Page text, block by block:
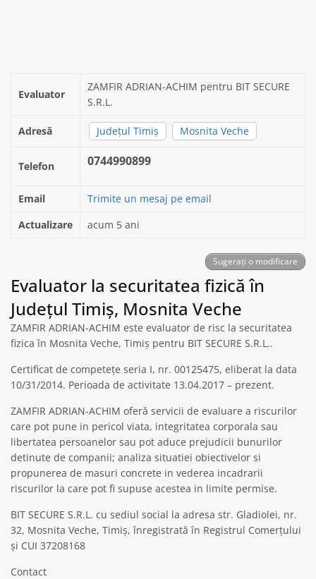
Evaluator
ZAMFIR ADRIAN-ACHIM pentru BIT SECURE
S.R.L.
Adresă Județul Timiș Mosnita Veche
Telefon 0744990899
Email
Trimite un mesaj pe email
Actualizare
acum 5 ani
Sugerați o modificare
Evaluator la securitatea fizică în
Județul Timiș, Mosnita Veche
ZAMFIR ADRIAN-ACHIM este evaluator de risc la securitatea
fizica în Mosnita Veche, Timiș pentru BIT SECURE S.R.L..
Certificat de competețe seria I, nr. 00125475, eliberat la data
10/31/2014. Perioada de activitate 13.04.2017 – prezent.
ZAMFIR ADRIAN-ACHIM oferă servicii de evaluare a riscurilor
care pot pune in pericol viata, integritatea corporala sau
libertatea persoanelor sau pot aduce prejudicii bunurilor
detinute de companii; analiza situatiei obiectivelor si
propunerea de masuri concrete in vederea incadrarii
riscurilor la care pot fi supuse acestea in limite permise.
BIT SECURE S.R.L. cu sediul social la adresa str. Gladiolei, nr.
32, Mosnita Veche, Timiș, înregistrată în Registrul Comerțului
și CUI 37208168
Contact